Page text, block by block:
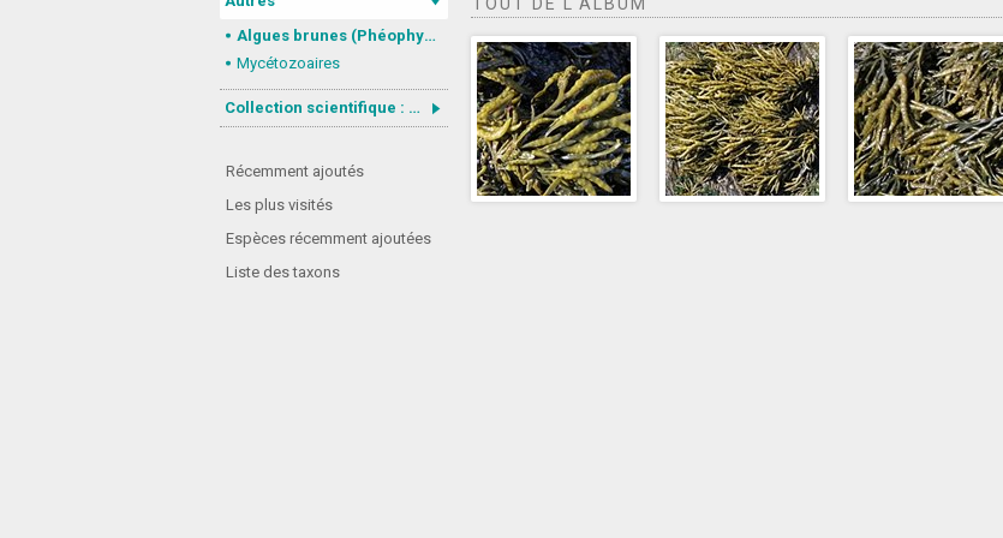
Algues brunes (Phéophycées)
Mycétozoaires
Collection scientifique : Gastrotricha
Récemment ajoutés
Les plus visités
Espèces récemment ajoutées
Liste des taxons